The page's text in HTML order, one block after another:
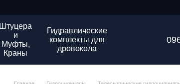
Штуцера
и
Муфты,
Краны
Гидравлические
комплекты для
дровокола